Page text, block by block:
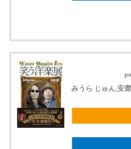
みうら じゅん,安